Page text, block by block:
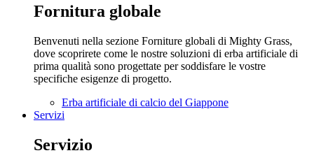
Fornitura globale
Benvenuti nella sezione Forniture globali di Mighty Grass,
dove scoprirete come le nostre soluzioni di erba artificiale di
prima qualità sono progettate per soddisfare le vostre
specifiche esigenze di progetto.
Erba artificiale di calcio del Giappone
Servizi
Servizio